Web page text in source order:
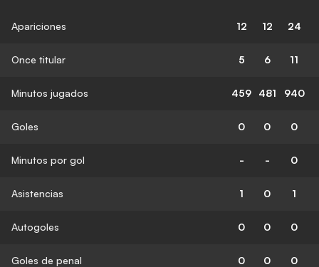
Apariciones 12 12 24
Once titular 5 6 11
Minutos jugados 459 481 940
Goles 0 0 0
Minutos por gol - - 0
Asistencias 1 0 1
Autogoles 0 0 0
Goles de penal 0 0 0